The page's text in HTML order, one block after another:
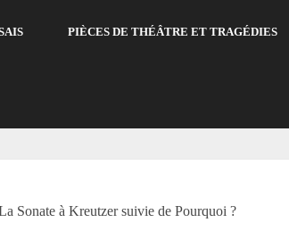
PIÈCES DE THÉÂTRE ET TRAGÉDIES
Sonate à Kreutzer suivie de Pourquoi ?